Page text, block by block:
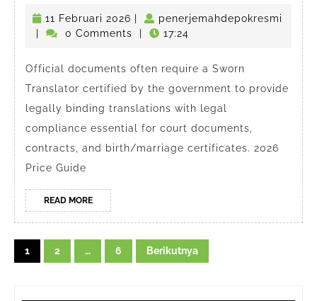
fast,
and
certified
translation
offices
in
11 Februari 2026 11
Februari
penerjemahdepokresmi
penerjemahdepokresmi
0 Comments 17:24
Official documents often require a Sworn
Translator certified by the government to provide
legally binding translations with legal
compliance essential for court documents,
contracts, and birth/marriage certificates. 2026
Price Guide
READ MOREREAD
MORE
Navigasi
pos
1 2 … 6 Berikutnya